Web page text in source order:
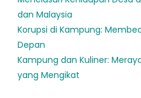
dan Malaysia
Korupsi di Kampung:
Depan
Kampung dan Kuliner:
yang Mengikat